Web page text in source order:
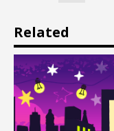
Related